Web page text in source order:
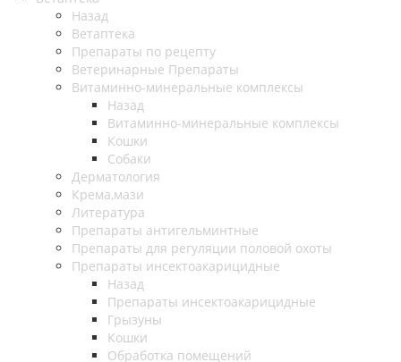
Назад
Ветаптека
Препараты по рецепту
Ветеринарные Препараты
Витаминно-минеральные комплексы
Назад
Витаминно-минеральные комплексы
Кошки
Собаки
Дерматология
Крема,мази
Литература
Препараты антигельминтные
Препараты для регуляции половой охоты
Препараты инсектоакарицидные
Назад
Препараты инсектоакарицидные
Грызуны
Кошки
Обработка помещений